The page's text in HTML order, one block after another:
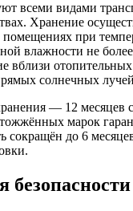
всеми видами
Хранение
при
влажности не
вблизи
солнечных
— 12 месяцев
марок
сокращён до 6
безопасности